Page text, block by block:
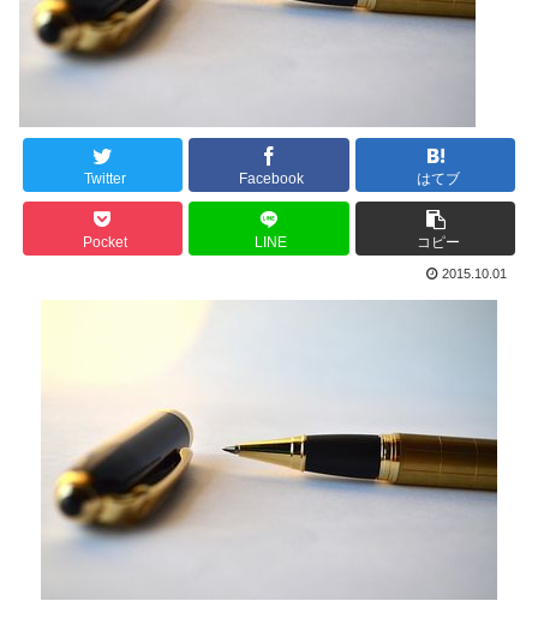
Twitter Facebook はてブ
Pocket LINE コピー
2015.10.01